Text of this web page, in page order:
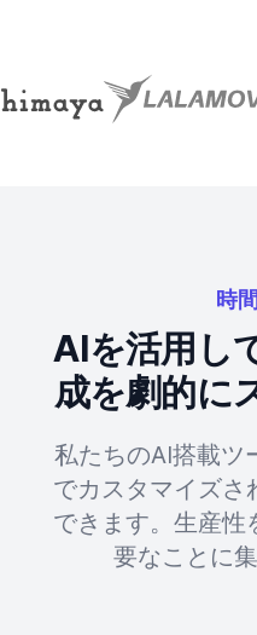
時
AIを活用し
成を劇的に
私たちのAI搭載ツ
でカスタマイズさ
できます。生産性
要なことに